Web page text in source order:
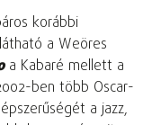
korábbi
a Weöres
a Kabaré mellett a
ben több Oscar-
a jazz,